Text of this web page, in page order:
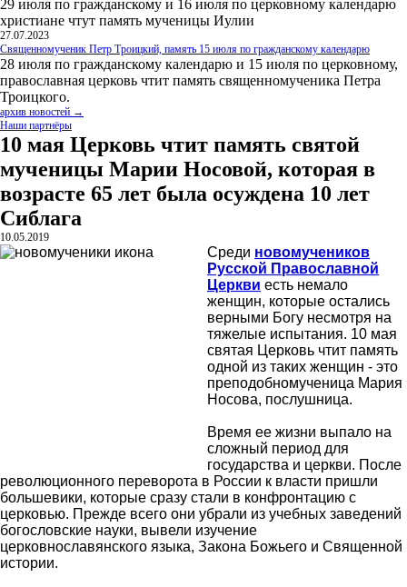
29 июля по гражданскому и 16 июля по церковному календарю
христиане чтут память мученицы Иулии
27.07.2023
Священномученик Петр Троицкий, память 15 июля по гражданскому календарю
28 июля по гражданскому календарю и 15 июля по церковному,
православная церковь чтит память священномученика Петра
Троицкого.
архив новостей →
Наши партнёры
10 мая Церковь чтит память святой
мученицы Марии Носовой, которая в
возрасте 65 лет была осуждена 10 лет
Сиблага
10.05.2019
Среди новомучеников
Русской Православной
Церкви есть немало
женщин, которые остались
верными Богу несмотря на
тяжелые испытания. 10 мая
святая Церковь чтит память
одной из таких женщин - это
преподобномученица Мария
Носова, послушница.
Время ее жизни выпало на
сложный период для
государства и церкви. После
революционного переворота в России к власти пришли
большевики, которые сразу стали в конфронтацию с
церковью. Прежде всего они убрали из учебных заведений
богословские науки, вывели изучение
церковнославянского языка, Закона Божьего и Священной
истории.